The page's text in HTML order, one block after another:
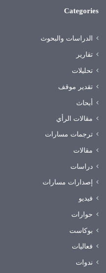
Categories
الدراسات والبحوث
تقارير
تحليلات
تقدير موقف
أبحاث
مقالات الرأي
ترجمات مسارات
مقالات
دراسات
إصدارات مسارات
فيديو
حوارات
بوكاست
فعاليات
ندوات